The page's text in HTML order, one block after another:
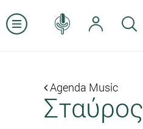
Agenda Music